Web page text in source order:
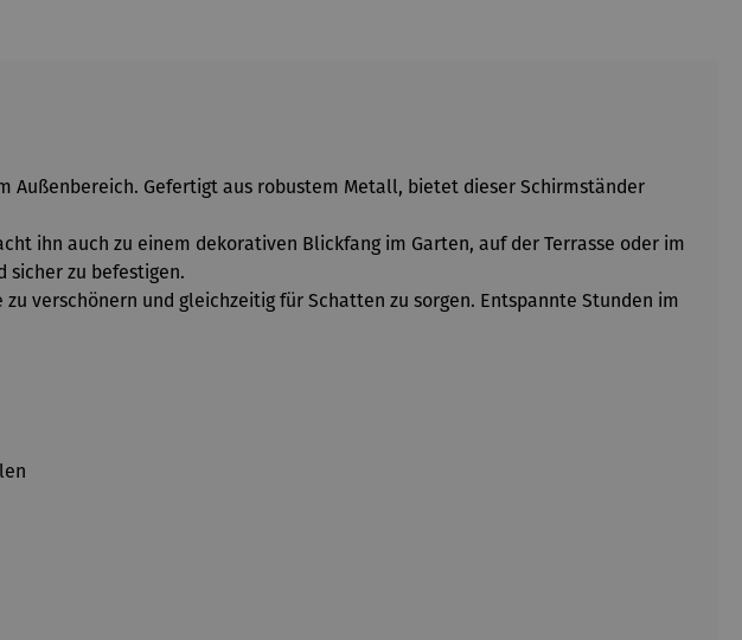
Außenbereich. Gefertigt aus robustem Metall, bietet dieser Schirmständer
ihn auch zu einem dekorativen Blickfang im Garten, auf der Terrasse oder im
sicher zu befestigen.
verschönern und gleichzeitig für Schatten zu sorgen. Entspannte Stunden im